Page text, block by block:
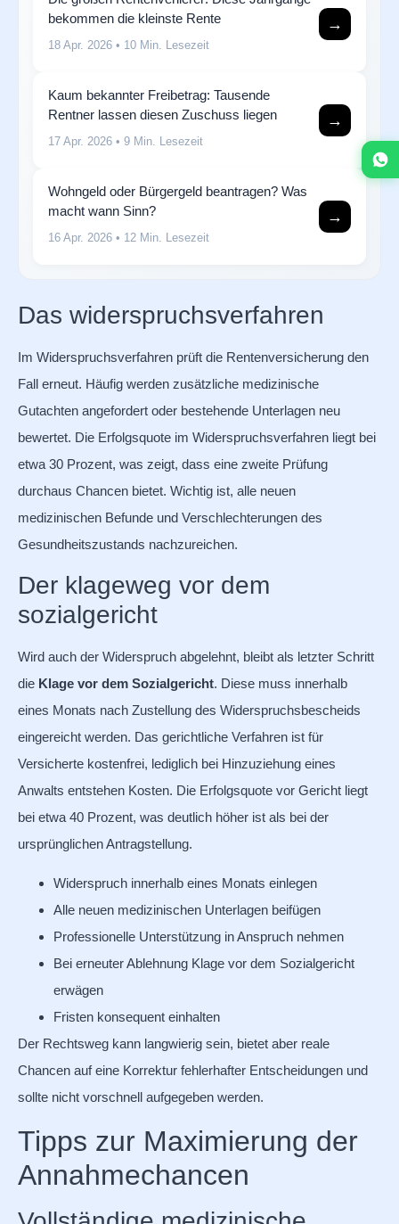
bekommen die kleinste Rente
18 Apr. 2026 • 10 Min. Lesezeit
→
Kaum bekannter Freibetrag: Tausende
Rentner lassen diesen Zuschuss liegen
17 Apr. 2026 • 9 Min. Lesezeit
→
Wohngeld oder Bürgergeld beantragen? Was
macht wann Sinn?
16 Apr. 2026 • 12 Min. Lesezeit
→
Das widerspruchsverfahren
Im Widerspruchsverfahren prüft die Rentenversicherung den
Fall erneut. Häufig werden zusätzliche medizinische
Gutachten angefordert oder bestehende Unterlagen neu
bewertet. Die Erfolgsquote im Widerspruchsverfahren liegt bei
etwa 30 Prozent, was zeigt, dass eine zweite Prüfung
durchaus Chancen bietet. Wichtig ist, alle neuen
medizinischen Befunde und Verschlechterungen des
Gesundheitszustands nachzureichen.
Der klageweg vor dem
sozialgericht
Wird auch der Widerspruch abgelehnt, bleibt als letzter Schritt
die Klage vor dem Sozialgericht. Diese muss innerhalb
eines Monats nach Zustellung des Widerspruchsbescheids
eingereicht werden. Das gerichtliche Verfahren ist für
Versicherte kostenfrei, lediglich bei Hinzuziehung eines
Anwalts entstehen Kosten. Die Erfolgsquote vor Gericht liegt
bei etwa 40 Prozent, was deutlich höher ist als bei der
ursprünglichen Antragstellung.
Widerspruch innerhalb eines Monats einlegen
Alle neuen medizinischen Unterlagen beifügen
Professionelle Unterstützung in Anspruch nehmen
Bei erneuter Ablehnung Klage vor dem Sozialgericht
erwägen
Fristen konsequent einhalten
Der Rechtsweg kann langwierig sein, bietet aber reale
Chancen auf eine Korrektur fehlerhafter Entscheidungen und
sollte nicht vorschnell aufgegeben werden.
Tipps zur Maximierung der
Annahmechancen